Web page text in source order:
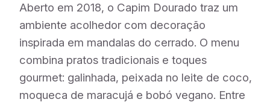
Aberto em 2018, o Capim Dourado traz um
ambiente acolhedor com decoração
inspirada em mandalas do cerrado. O menu
combina pratos tradicionais e toques
gourmet: galinhada, peixada no leite de coco,
moqueca de maracujá e bobó vegano. Entre